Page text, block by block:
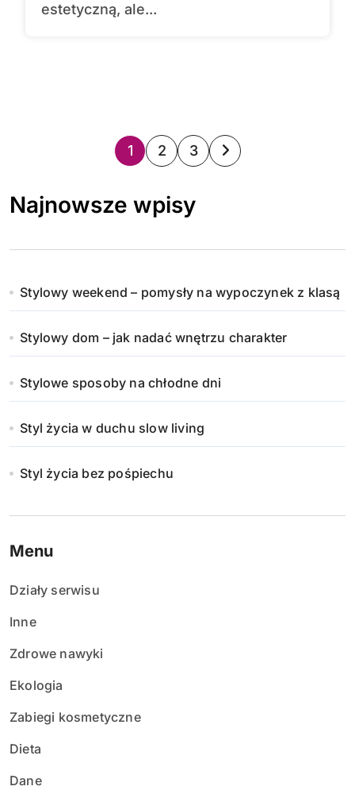
estetyczną, ale...
S
r
o
n
i
c
o
w
a
n
i
1 2 3
Najnowsze wpisy
Stylowy weekend – pomysły na wypoczynek z klasą
Stylowy dom – jak nadać wnętrzu charakter
Stylowe sposoby na chłodne dni
Styl życia w duchu slow living
Styl życia bez pośpiechu
Menu
Działy serwisu
Inne
Zdrowe nawyki
Ekologia
Zabiegi kosmetyczne
Dieta
Dane